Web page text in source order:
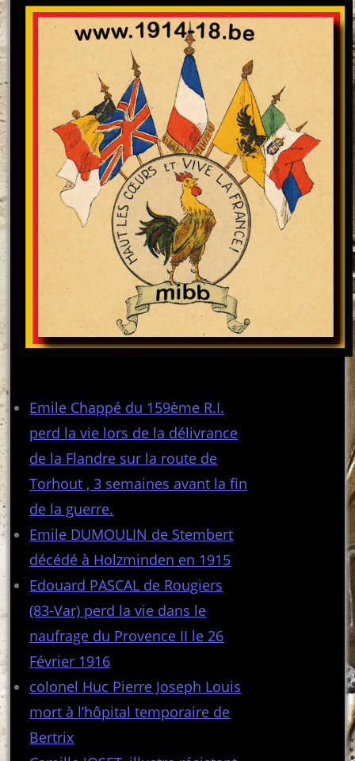
Emile Chappé du 159ème R.I.
perd la vie lors de la délivrance
de la Flandre sur la route de
Torhout , 3 semaines avant la fin
de la guerre.
Emile DUMOULIN de Stembert
décédé à Holzminden en 1915
Edouard PASCAL de Rougiers
(83-Var) perd la vie dans le
naufrage du Provence II le 26
Février 1916
colonel Huc Pierre Joseph Louis
mort à l’hôpital temporaire de
Bertrix